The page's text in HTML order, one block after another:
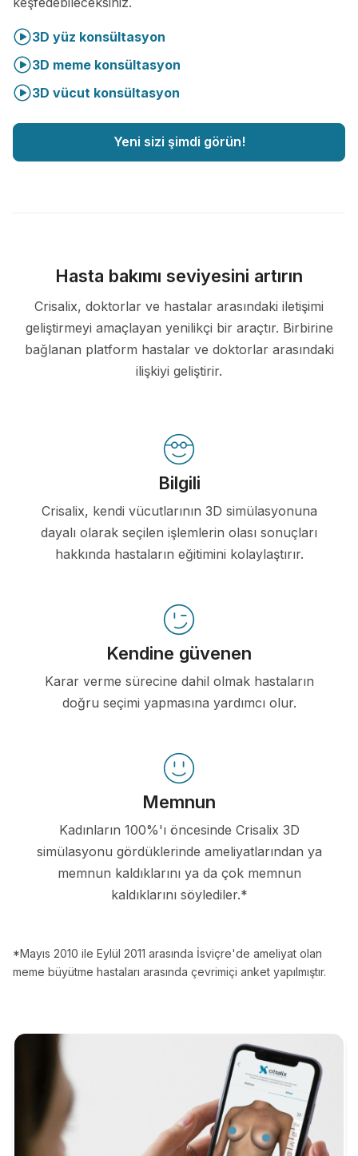
3D yüz konsültasyon
3D meme konsültasyon
3D vücut konsültasyon
Yeni sizi şimdi görün!
Hasta bakımı seviyesini artırın
Crisalix, doktorlar ve hastalar arasındaki iletişimi
geliştirmeyi amaçlayan yenilikçi bir araçtır. Birbirine
bağlanan platform hastalar ve doktorlar arasındaki
ilişkiyi geliştirir.
Bilgili
Crisalix, kendi vücutlarının 3D simülasyonuna
dayalı olarak seçilen işlemlerin olası sonuçları
hakkında hastaların eğitimini kolaylaştırır.
Kendine güvenen
Karar verme sürecine dahil olmak hastaların
doğru seçimi yapmasına yardımcı olur.
Memnun
Kadınların 100%'ı öncesinde Crisalix 3D
simülasyonu gördüklerinde ameliyatlarından ya
memnun kaldıklarını ya da çok memnun
kaldıklarını söylediler.*
*Mayıs 2010 ile Eylül 2011 arasında İsviçre'de ameliyat olan
meme büyütme hastaları arasında çevrimiçi anket yapılmıştır.